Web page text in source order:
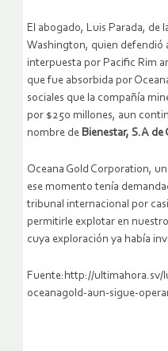
El abogado, Luis Parada, de
Washington, quien defendió
interpuesta por Pacific Rim
que fue absorbida por
sociales que la compañía
por $250 millones, aun
nombre de Bienestar, S.A de
Oceana Gold Corporation,
ese momento tenía
tribunal internacional por
permitirle explotar en
cuya exploración ya había
Fuente:http://ultimahora.sv/
oceanagold-aun-sigue-